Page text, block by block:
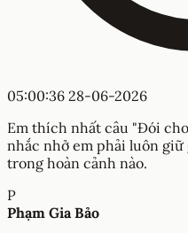
05:00:36 28-06-2026
Em thích nhất câu "Đói
nhắc nhở em phải luôn
trong hoàn cảnh nào.
P
Phạm Gia Bảo